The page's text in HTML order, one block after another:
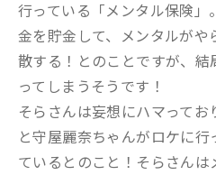
行っている「メンタル保険
金を貯金して、メンタルが
散する！とのことですが、
ってしまうそうです！
そらさんは妄想にハマって
と守屋麗奈ちゃんがロケに
ているとのこと！そらさん